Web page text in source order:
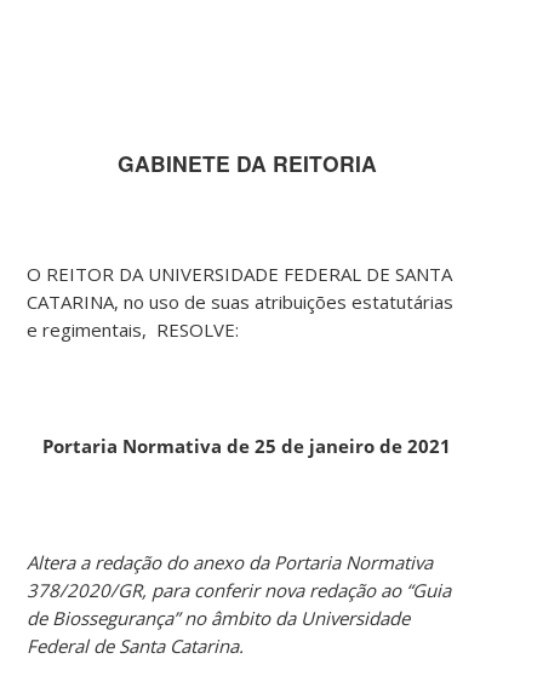
GABINETE DA REITORIA
O REITOR DA UNIVERSIDADE FEDERAL DE SANTA
CATARINA, no uso de suas atribuições estatutárias
e regimentais, RESOLVE:
Portaria Normativa de 25 de janeiro de 2021
Altera a redação do anexo da Portaria Normativa
378/2020/GR, para conferir nova redação ao “Guia
de Biossegurança” no âmbito da Universidade
Federal de Santa Catarina.